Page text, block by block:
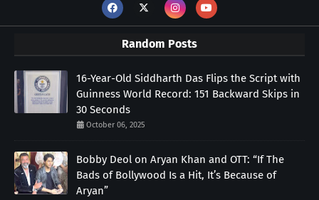
Random Posts
16-Year-Old Siddharth Das Flips the Script with
Guinness World Record: 151 Backward Skips in
30 Seconds
October 06, 2025
Bobby Deol on Aryan Khan and OTT: “If The
Bads of Bollywood Is a Hit, It’s Because of
Aryan”